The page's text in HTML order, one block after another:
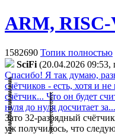
ARM,
1582690 Топик полностью
SciFi (20.04.2026 09:53,
Спасибо! Я так думаю,
счётчиков - есть, хотя и
счётчик... Что он будет
нуля до нуля досчитает за...
Зато 32-разрядный
уж получилось, что